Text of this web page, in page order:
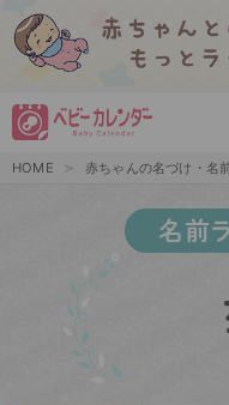
HOME 赤ちゃんの名づけ・名
名前